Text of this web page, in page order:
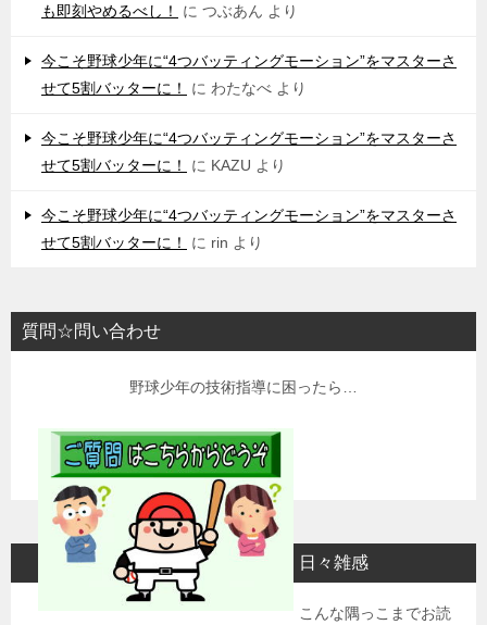
も即刻やめるべし！
に つぶあん より
今こそ野球少年に“4つバッティングモーション”をマスターさ
せて5割バッターに！
に わたなべ より
今こそ野球少年に“4つバッティングモーション”をマスターさ
せて5割バッターに！
に KAZU より
今こそ野球少年に“4つバッティングモーション”をマスターさ
せて5割バッターに！
に rin より
質問☆問い合わせ
野球少年の技術指導に困ったら…
日々雑感
こんな隅っこまでお読